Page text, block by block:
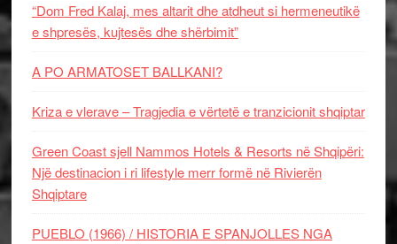
“Dom Fred Kalaj, mes altarit dhe atdheut si hermeneutikë
e shpresës, kujtesës dhe shërbimit”
A PO ARMATOSET BALLKANI?
Kriza e vlerave – Tragjedia e vërtetë e tranzicionit shqiptar
Green Coast sjell Nammos Hotels & Resorts në Shqipëri:
Një destinacion i ri lifestyle merr formë në Rivierën
Shqiptare
PUEBLO (1966) / HISTORIA E SPANJOLLES NGA